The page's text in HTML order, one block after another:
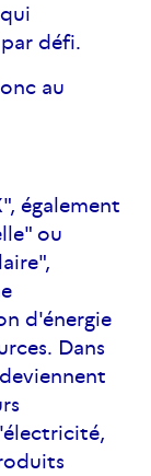
défi.
au
également
ou
d'énergie
Dans